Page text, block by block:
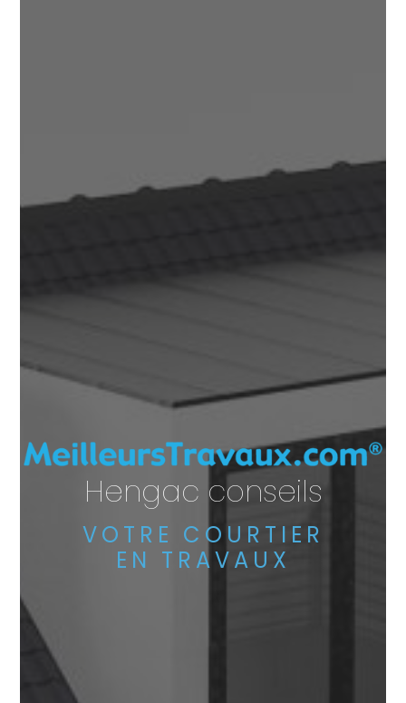
Hengac conseils
VOTRE COURTIER
EN TRAVAUX